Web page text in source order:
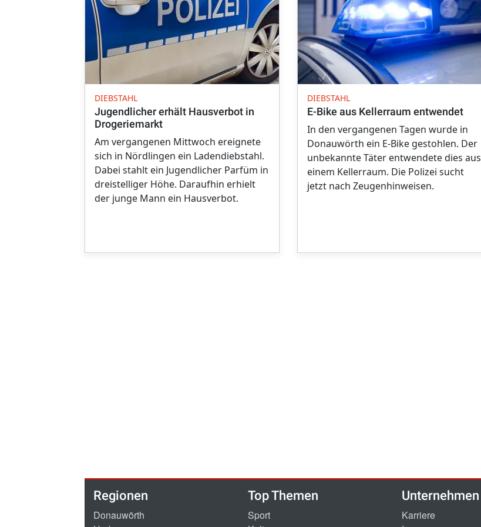
DIEBSTAHL
Jugendlicher erhält Hausverbot in
Drogeriemarkt
Am vergangenen Mittwoch ereignete
sich in Nördlingen ein Ladendiebstahl.
Dabei stahlt ein Jugendlicher Parfüm in
dreistelliger Höhe. Daraufhin erhielt
der junge Mann ein Hausverbot.
DIEBSTAHL
E-Bike aus Kellerraum entwendet
In den vergangenen Tagen wurde in
Donauwörth ein E-Bike gestohlen. Der
unbekannte Täter entwendete dies aus
einem Kellerraum. Die Polizei sucht
jetzt nach Zeugenhinweisen.
Regionen
Donauwörth
Top Themen
Sport
Unternehmen
Karriere